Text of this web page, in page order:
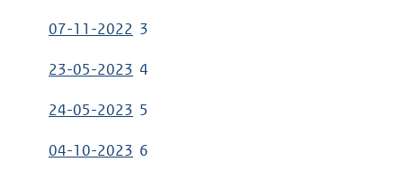
07-11-2022 3
23-05-2023 4
24-05-2023 5
04-10-2023 6